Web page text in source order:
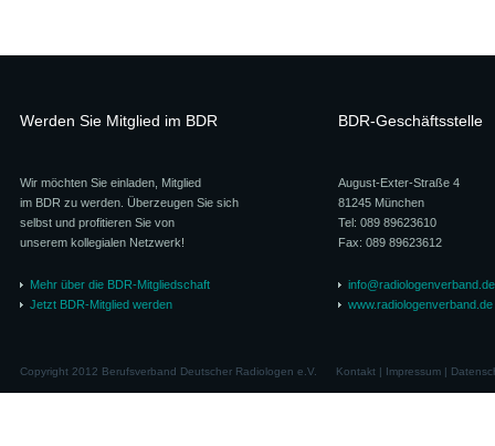
Werden Sie Mitglied im BDR
Wir möchten Sie einladen, Mitglied
im BDR zu werden. Überzeugen Sie sich
selbst und profitieren Sie von
unserem kollegialen Netzwerk!
Mehr über die BDR-Mitgliedschaft
Jetzt BDR-Mitglied werden
BDR-Geschäftsstelle
August-Exter-Straße 4
81245 München
Tel: 089 89623610
Fax: 089 89623612
info@radiologenverband.de
www.radiologenverband.de
Copyright 2012 Berufsverband Deutscher Radiologen e.V. Kontakt| Impressum|